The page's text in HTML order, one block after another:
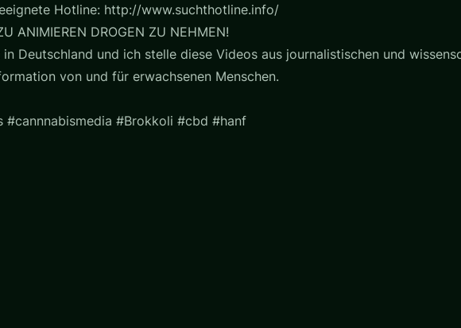
Hotline: http://www.suchthotline.info/
ANIMIEREN DROGEN ZU NEHMEN!
Deutschland und ich stelle diese Videos aus journalistischen und
von und für erwachsenen Menschen.
#Brokkoli #cbd #hanf